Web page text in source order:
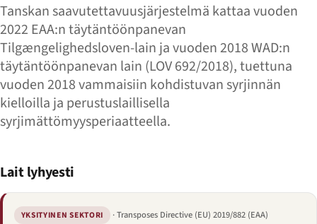
Tanskan saavutettavuusjärjestelmä kattaa vuoden
2022 EAA:n täytäntöönpanevan
Tilgængeligheds­loven-lain ja vuoden 2018 WAD:n
täytäntöönpanevan lain (LOV 692/2018), tuettuna
vuoden 2018 vammaisiin kohdistuvan syrjinnän
kielloilla ja perustuslaillisella
syrjimättömyysperiaatteella.
Lait lyhyesti
YKSITYINEN SEKTORI · Transposes Directive (EU) 2019/882 (EAA)